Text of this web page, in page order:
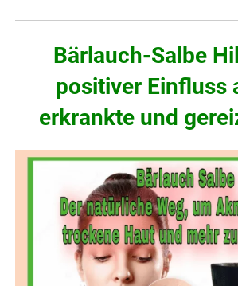
Bärlauch-Salbe
positiver Einfluss
erkrankte und